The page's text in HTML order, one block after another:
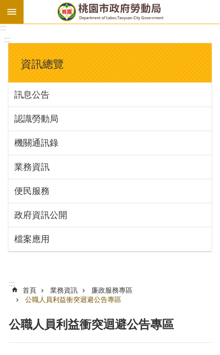
基
法
勞
資
會
庇
護
工
場
進
訊
息
公
識
局
:::
:::
資訊總覽
訊息公告
認識勞動局
機關通訊錄
業務資訊
便民服務
政府資訊公開
檔案應用
:::
首頁 業務資訊
廉政服務專區
公職人員利益衝突迴避公告專區
公職人員利益衝突迴避公告專區